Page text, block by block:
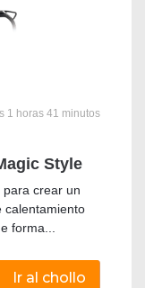
1 horas 41 minutos
Style
crear un
calentamiento
forma...
Ir al chollo